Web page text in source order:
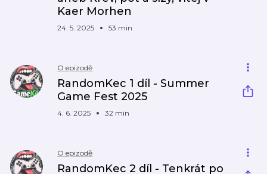
Kaer Morhen
24. 5. 2025 53 min
O epizodě
RandomKec 1 díl - Summer
Game Fest 2025
4. 6. 2025 32 min
O epizodě
RandomKec 2 díl - Tenkrát po